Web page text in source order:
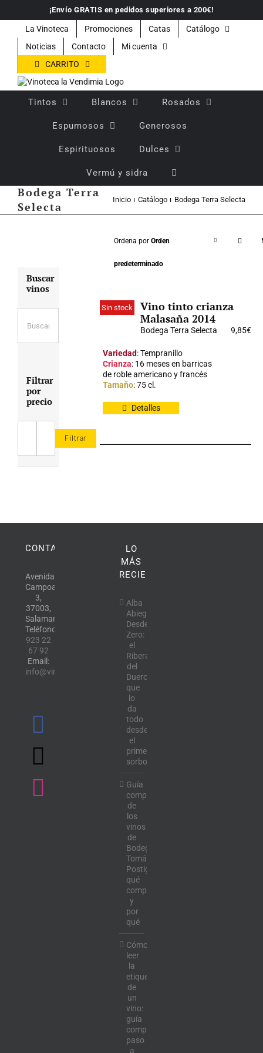
contenido
¡Envío GRATIS en pedidos superiores a 200€!
La Vinoteca Promociones Catas
Catálogo
Noticias
Contacto
Mi cuenta
CARRITO
Tintos Blancos Rosados
Espumosos Generosos
Espirituosos Dulces
Vermú y sidra
Bodega Terra
Selecta
Inicio Catálogo Bodega Terra Selecta
Ordena por Orden
predeterminado
Sin stock
Vino tinto crianza
Malasaña 2014
Bodega Terra Selecta 9,85€
Variedad: Tempranillo
Crianza: 16 meses en barricas
de roble americano y francés
Tamaño: 75 cl.
Detalles
Buscar
vinos
Filtrar
por
precio
mínimo
máximo
Filtrar
CONTACTO
Avenida
Campoamor,
3,
37003,
Salamanca.
Teléfono:
923 22
67 92
Email:
info@vinotecalavendimia.es
LO
MÁS
RECIENTE
Alba
Abiega
Desde
Zero:
el
Ribera
del
Duero
que
lo
da
todo
desde
el
primer
sorbo
Guía
completa
de
los
vinos
de
Bodega
Tomás
Postigo:
qué
comprar
y
por
qué
Cómo
leer
la
etiqueta
de
un
vino:
guía
completa
paso
a